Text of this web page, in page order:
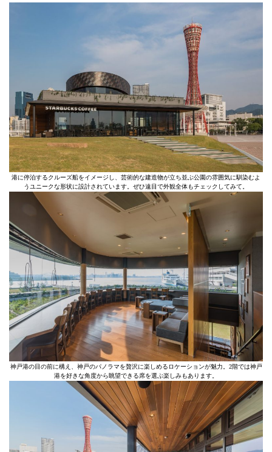
港に停泊するクルーズ船をイメージし、芸術的な建造物が立ち並ぶ公園の雰囲気に馴染むよ
うユニークな形状に設計されています。ぜひ遠目で外観全体もチェックしてみて。
神戸港の目の前に構え、神戸のパノラマを贅沢に楽しめるロケーションが魅力。2階では神戸
港を好きな角度から眺望できる席を選ぶ楽しみもあります。